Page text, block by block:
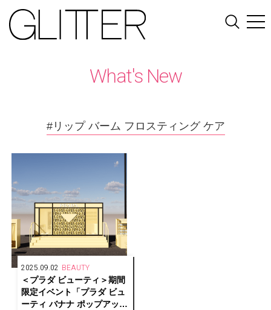
What's New
#リップ バーム フロスティング ケア
2025.09.02 BEAUTY
＜プラダ ビューティ＞期間
限定イベント「プラダ ビュ
ーティ バナナ ポップアッ